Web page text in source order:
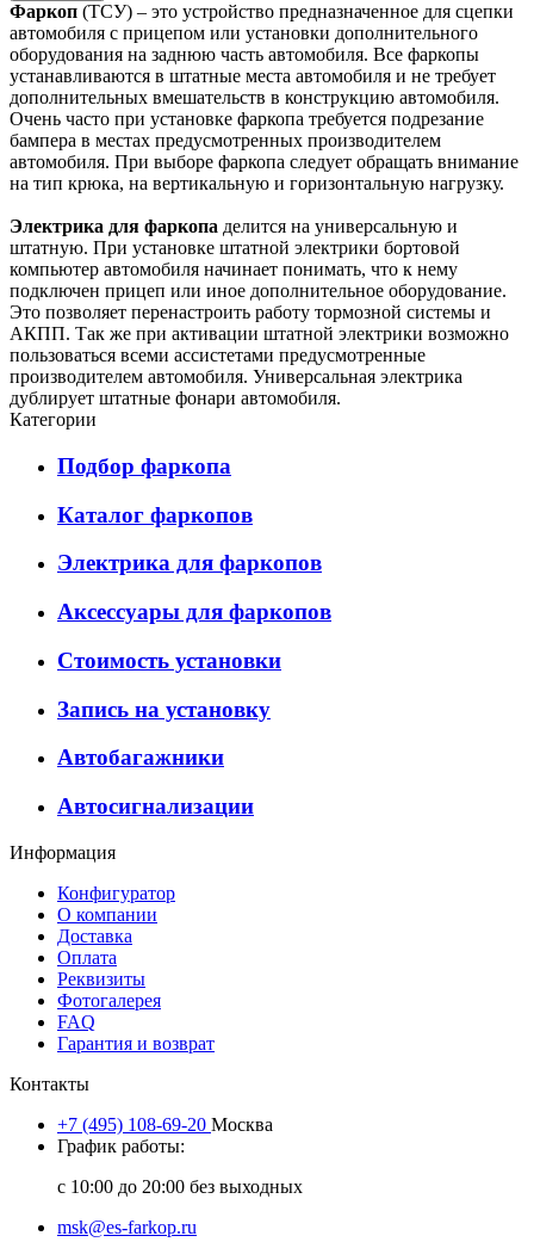
Фаркоп (ТСУ) – это устройство предназначенное для сцепки
автомобиля с прицепом или установки дополнительного
оборудования на заднюю часть автомобиля. Все фаркопы
устанавливаются в штатные места автомобиля и не требует
дополнительных вмешательств в конструкцию автомобиля.
Очень часто при установке фаркопа требуется подрезание
бампера в местах предусмотренных производителем
автомобиля. При выборе фаркопа следует обращать внимание
на тип крюка, на вертикальную и горизонтальную нагрузку.
Электрика для фаркопа делится на универсальную и
штатную. При установке штатной электрики бортовой
компьютер автомобиля начинает понимать, что к нему
подключен прицеп или иное дополнительное оборудование.
Это позволяет перенастроить работу тормозной системы и
АКПП. Так же при активации штатной электрики возможно
пользоваться всеми ассистетами предусмотренные
производителем автомобиля. Универсальная электрика
дублирует штатные фонари автомобиля.
Категории
Подбор фаркопа
Каталог фаркопов
Электрика для фаркопов
Аксессуары для фаркопов
Стоимость установки
Запись на установку
Автобагажники
Автосигнализации
Информация
Конфигуратор
О компании
Доставка
Оплата
Реквизиты
Фотогалерея
FAQ
Гарантия и возврат
Контакты
+7 (495) 108-69-20 Москва
График работы:
с 10:00 до 20:00 без выходных
msk@es-farkop.ru